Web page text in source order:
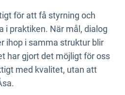
för att få styrning och
i praktiken. När mål, dialog
ihop i samma struktur blir
har gjort det möjligt för oss
med kvalitet, utan att